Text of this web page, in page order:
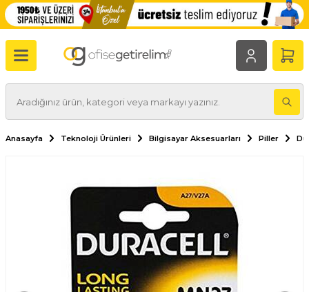
Anasayfa Teknoloji Ürünleri Bilgisayar Aksesuarları Piller